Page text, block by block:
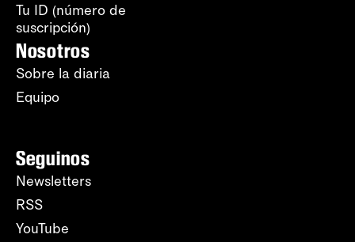
Tu ID (número de
suscripción)
Nosotros
Sobre la diaria
Equipo
Seguinos
Newsletters
RSS
YouTube